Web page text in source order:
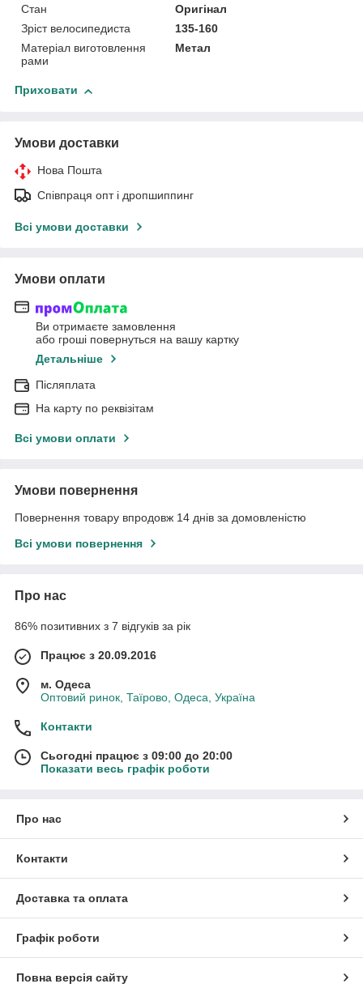
Стан
Оригінал
Зріст велосипедиста
135-160
Матеріал виготовлення
рами
Метал
Приховати
Умови доставки
Нова Пошта
Співпраця опт і дропшиппинг
Всі умови доставки
Умови оплати
Ви отримаєте замовлення
або гроші повернуться на вашу картку
Детальніше
Післяплата
На карту по реквізітам
Всі умови оплати
Умови повернення
Повернення товару впродовж 14 днів за домовленістю
Всі умови повернення
Про нас
86% позитивних з 7 відгуків за рік
Працює з 20.09.2016
м. Одеса
Оптовий ринок, Таїрово, Одеса, Україна
Контакти
Сьогодні працює з 09:00 до 20:00
Показати весь графік роботи
Про нас
Контакти
Доставка та оплата
Графік роботи
Повна версія сайту